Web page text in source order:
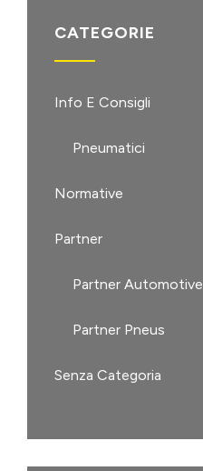
CATEGORIE
Info E Consigli
Pneumatici
Normative
Partner
Partner Automotive
Partner Pneus
Senza Categoria